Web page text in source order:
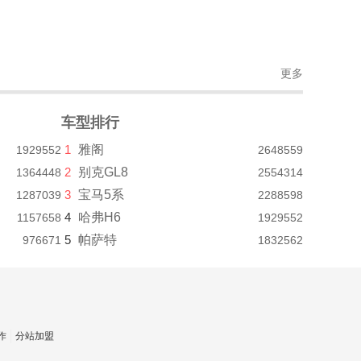
更多
1929552
1364448
1287039
1157658
976671
车型排行
1 雅阁 2648559
2 别克GL8 2554314
3 宝马5系 2288598
4 哈弗H6 1929552
5 帕萨特 1832562
分站加盟